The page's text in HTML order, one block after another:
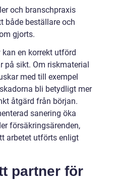
och branschpraxis
både beställare och
gjorts.
en korrekt utförd
på sikt. Om riskmaterial
med till exempel
bli betydligt mer
åtgärd från början.
sanering öka
försäkringsärenden,
arbetet utförts enligt
partner för